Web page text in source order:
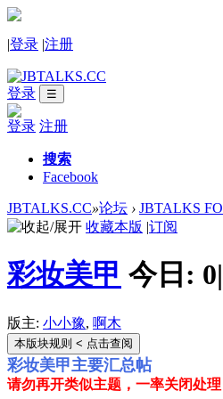
|登录 |注册
登录 ☰
登录 注册
搜索
Facebook
JBTALKS.CC»论坛 › JBTALKS
收藏本版 |订阅
彩妆美甲 今日: 0|
版主: 小小豫, 啊木
本版块规则 < 点击查阅
彩妆美甲主要汇总帖
请勿再开类似主题，一率关闭处理